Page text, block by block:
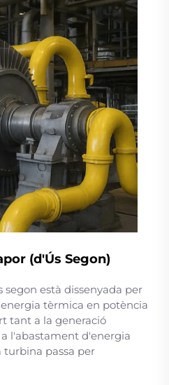
(d'Ús Segon)
està dissenyada per
tèrmica en potència
tant a la generació
l'abastament d'energia
passa per